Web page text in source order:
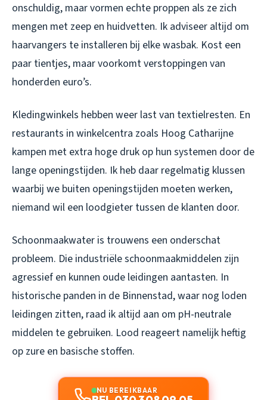
onschuldig, maar vormen echte proppen als ze zich
mengen met zeep en huidvetten. Ik adviseer altijd om
haarvangers te installeren bij elke wasbak. Kost een
paar tientjes, maar voorkomt verstoppingen van
honderden euro’s.
Kledingwinkels hebben weer last van textielresten. En
restaurants in winkelcentra zoals Hoog Catharijne
kampen met extra hoge druk op hun systemen door de
lange openingstijden. Ik heb daar regelmatig klussen
waarbij we buiten openingstijden moeten werken,
niemand wil een loodgieter tussen de klanten door.
Schoonmaakwater is trouwens een onderschat
probleem. Die industriële schoonmaakmiddelen zijn
agressief en kunnen oude leidingen aantasten. In
historische panden in de Binnenstad, waar nog loden
leidingen zitten, raad ik altijd aan om pH-neutrale
middelen te gebruiken. Lood reageert namelijk heftig
op zure en basische stoffen.
NU BEREIKBAAR